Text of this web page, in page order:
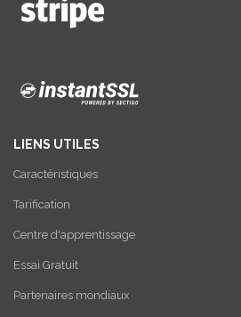
LIENS UTILES
Caractéristiques
Tarification
Centre d'apprentissage
Essai Gratuit
Partenaires mondiaux